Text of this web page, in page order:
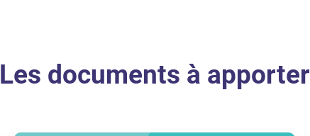
Les documents à apporter